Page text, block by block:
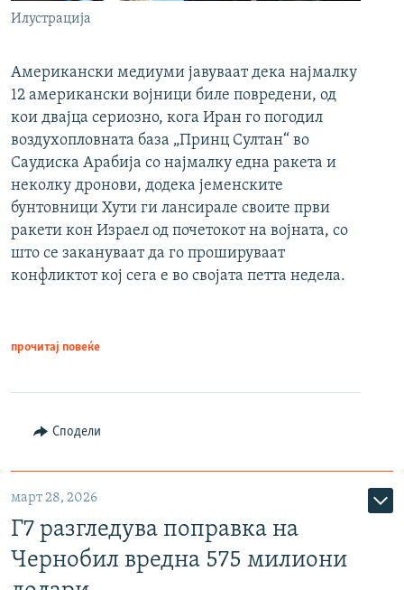
Илустрација
Американски медиуми јавуваат дека најмалку
12 американски војници биле повредени, од
кои двајца сериозно, кога Иран го погодил
воздухопловната база „Принц Султан“ во
Саудиска Арабија со најмалку една ракета и
неколку дронови, додека јеменските
бунтовници Хути ги лансирале своите први
ракети кон Израел од почетокот на војната, со
што се закануваат да го прошируваат
конфликтот кој сега е во својата петта недела.
прочитај повеќе
Сподели
март 28, 2026
Г7 разгледува поправка на
Чернобил вредна 575 милиони